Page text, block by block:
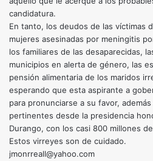
candidatura.
En tanto, los deudos de las víctimas
mujeres asesinadas por meningitis
los familiares de las desaparecidas,
municipios en alerta de género, las
pensión alimentaria de los maridos
esperando que esta aspirante a
para pronunciarse a su favor,
pertinentes desde la presidencia
Durango, con los casi 800 millones
Estos virreyes son de cuidado.
jmonrreall@yahoo.com